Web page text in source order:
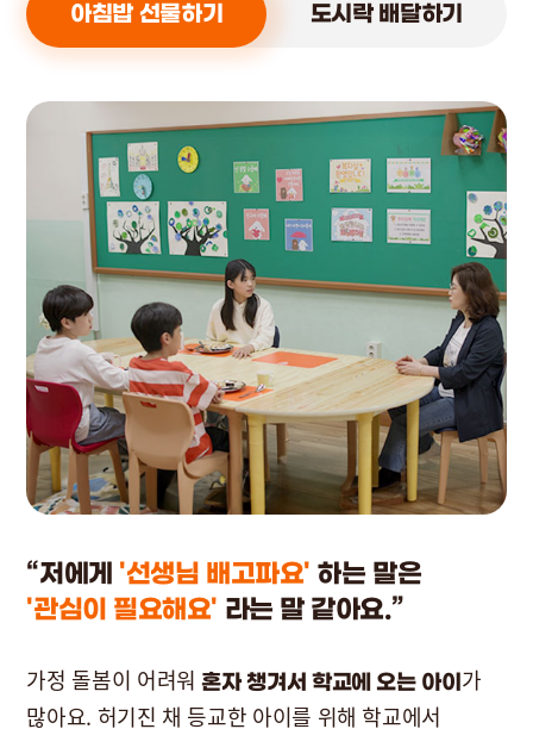
아침밥 선물하기 도시락 배달하기
“저에게 '선생님 배고파요' 하는 말은
'관심이 필요해요' 라는 말 같아요.”
가정 돌봄이 어려워혼자 챙겨서 학교에 오는 아이가
많아요. 허기진 채 등교한 아이를 위해 학교에서